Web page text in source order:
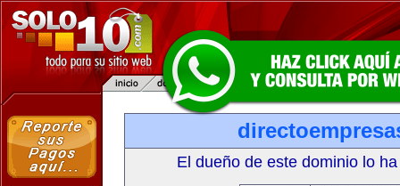
El dueño de este dominio lo